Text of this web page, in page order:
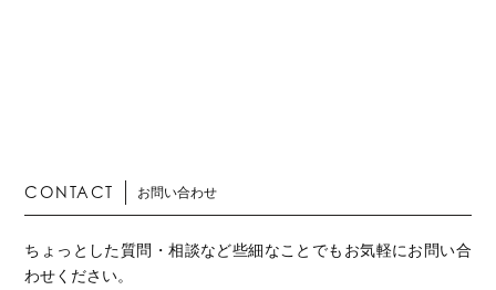
CONTACT お問い合わせ
ちょっとした質問・相談など些細なことでもお気軽にお問い合
わせください。